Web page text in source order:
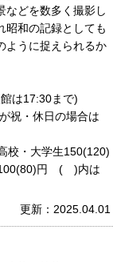
などを数多く撮影し
昭和の記録としても
ように捉えられるか
は17:30まで)
祝・休日の場合は
校・大学生150(120)
100(80)円 ( )内は
更新：2025.04.01